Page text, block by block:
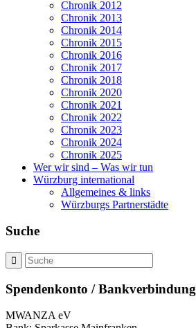
Chronik 2012
Chronik 2013
Chronik 2014
Chronik 2015
Chronik 2016
Chronik 2017
Chronik 2018
Chronik 2020
Chronik 2021
Chronik 2022
Chronik 2023
Chronik 2024
Chronik 2025
Wer wir sind – Was wir tun
Würzburg international
Allgemeines & links
Würzburgs Partnerstädte
Suche
Spendenkonto / Bankverbindung
MWANZA eV